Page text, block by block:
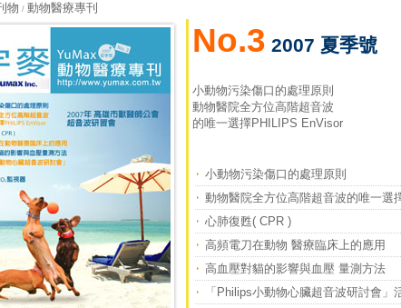
物 / 動物醫療專刊
No.3 2007 夏季號
小動物污染傷口的處理原則
動物醫院全方位高階超音波
的唯一選擇PHILIPS EnVisor
小動物污染傷口的處理原則
動物醫院全方位高階超音波的唯一選
心肺復甦( CPR )
高頻電刀在動物 醫療臨床上的應用
高血壓對貓的影響與血壓 量測方法
「Philips小動物心臟超音波研討會」